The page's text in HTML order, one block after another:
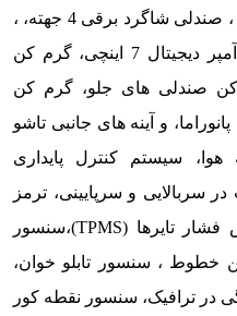
کاناله، صندلی راننده برقی 8 جهته ، صندلی شاگرد برقی 4 جهته، ،
تهویه مطبوع ردیف عقب، پشت آمپر دیجیتال 7 اینچی، گرم کن
صندلی های جلو، گرم کن
و آینه های جانبی تاشو
کن دار10، کیسه هوا، سیستم کنترل پایداری
سربالایی و سرپایینی، ترمز
اضطراری اتوماتیک، سیستم پایش فشار تایرها (TPMS)،سنسور
خطوط ، سنسور تابلو خوان،
در ترافیک، سنسور نقطه کور